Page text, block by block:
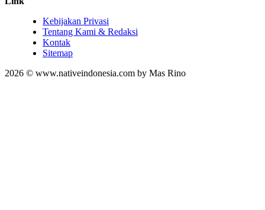
Kebijakan Privasi
Tentang Kami & Redaksi
Kontak
Sitemap
2026 © www.nativeindonesia.com by Mas Rino